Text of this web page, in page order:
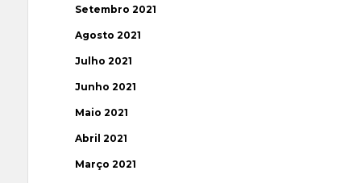
Setembro 2021
Agosto 2021
Julho 2021
Junho 2021
Maio 2021
Abril 2021
Março 2021